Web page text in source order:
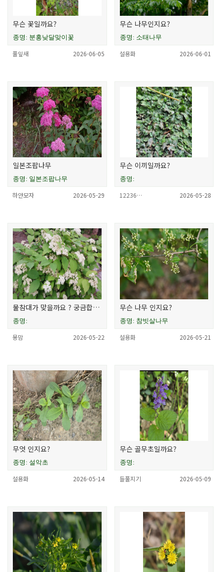
무슨 꽃일까요?
종명: 분홍낮달맞이꽃
풀잎새 2026-06-05
무슨 나무인지요?
종명: 소태나무
설용화 2026-06-01
일본조팝나무
종명: 일본조팝나무
하얀모자 2026-05-29
무슨 이끼일까요?
종명:
12236… 2026-05-28
물참대가 맞을까요 ? 궁금합니다
종명:
몽맘 2026-05-22
무슨 나무 인지요?
종명: 참빗살나무
설용화 2026-05-21
무엇 인지요?
종명: 설악초
설용화 2026-05-14
무슨 골무초일까요?
종명:
들풀지기 2026-05-09